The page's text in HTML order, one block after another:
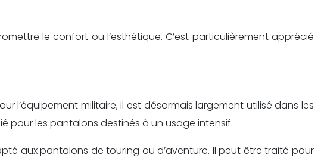
le confort ou l’esthétique. C’est particulièrement apprécié
l’équipement militaire, il est désormais largement utilisé dans les
pour les pantalons destinés à un usage intensif.
aux pantalons de touring ou d’aventure. Il peut être traité pour